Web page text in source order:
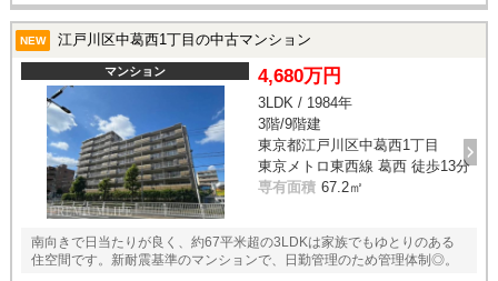
NEW 江戸川区中葛西1丁目の中古マンション
マンション 4,680万円
3LDK / 1984年
3階/9階建
東京都江戸川区中葛西1丁目
東京メトロ東西線 葛西 徒歩13分
専有面積 67.2㎡
南向きで日当たりが良く、約67平米超の3LDKは家族でもゆとりのある
住空間です。新耐震基準のマンションで、日勤管理のため管理体制◎。